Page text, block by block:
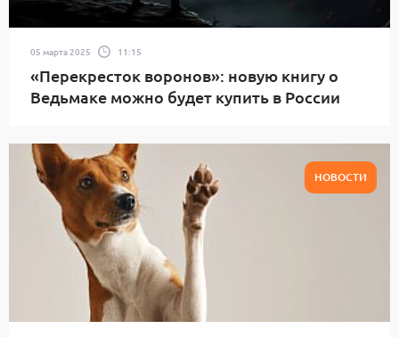
05 марта 2025 11:15
«Перекресток воронов»: новую книгу о
Ведьмаке можно будет купить в России
НОВОСТИ